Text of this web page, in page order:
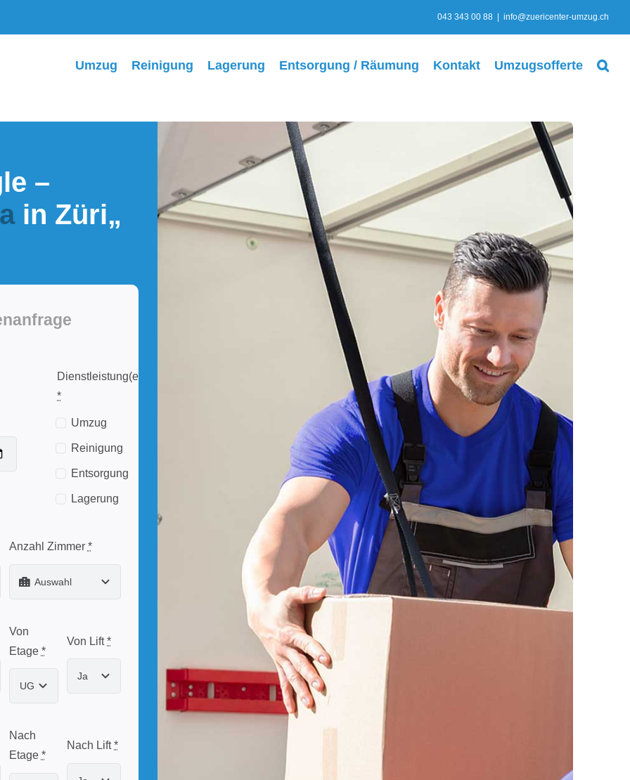
043 343 00 88 info@zuericenter-umzug.ch
Umzug Reinigung Lagerung Entsorgung / Räumung Kontakt Umzugsofferte
–
in Züri„
Dienstleistung(en)
*
Umzug
Reinigung
Entsorgung
Lagerung
Anzahl Zimmer *
Von
Etage *
Von Lift*
Nach
Etage *
Nach Lift*